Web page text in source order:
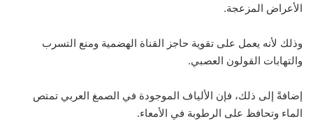
الأعراض المزعجة.
وذلك لأنه يعمل على تقوية حاجز القناة الهضمية ومنع التسرب
والتهابات القولون العصبي.
إضافةً إلى ذلك، فإن الألياف الموجودة في الصمغ العربي تمتص
الماء وتحافظ على الرطوبة في الأمعاء.